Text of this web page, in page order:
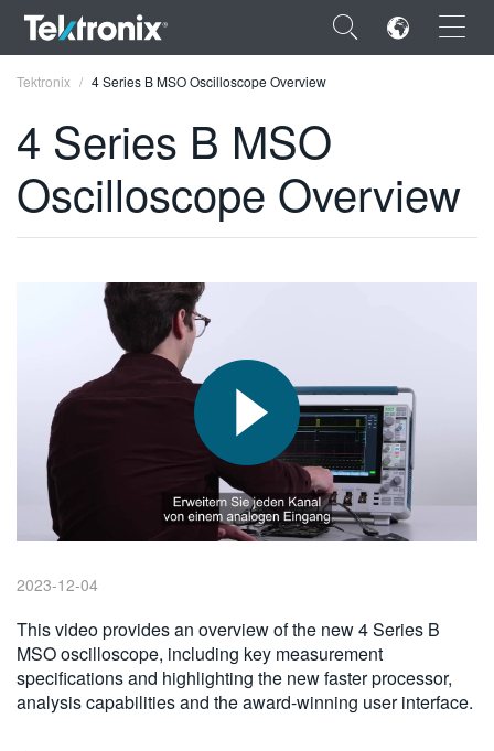
×
ENGLISH
DEUTSCH
VIỆT NAM
简体中文
Tektronix 4 Series B MSO Oscilloscope Overview
4 Series B MSO
Oscilloscope Overview
2023-12-04
This video provides an overview of the new 4 Series B
MSO oscilloscope, including key measurement
specifications and highlighting the new faster processor,
analysis capabilities and the award-winning user interface.